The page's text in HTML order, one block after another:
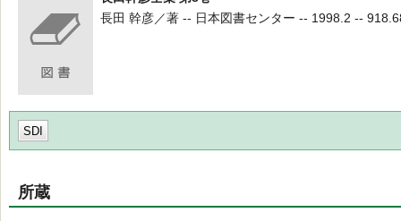
長田 幹彦／著 -- 日本図書センター -- 1998.2 --
SDI
所蔵